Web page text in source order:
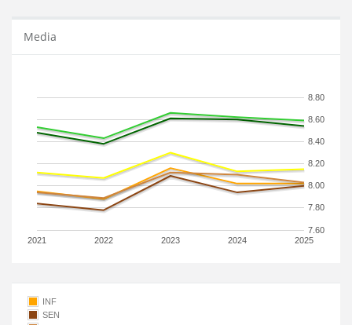
Media
2021 2022 2023 2024 2025
7.60
7.80
8.00
8.20
8.40
8.60
8.80
INF
SEN